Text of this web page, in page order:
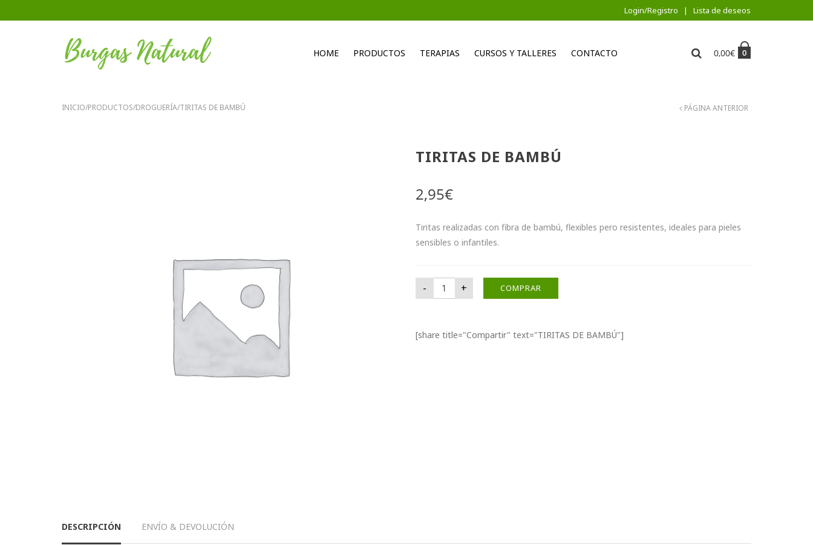
Login/Registro Lista de deseos
HOME PRODUCTOS TERAPIAS CURSOS Y TALLERES CONTACTO 0
0,00€
INICIO/PRODUCTOS/DROGUERÍA/TIRITAS DE BAMBÚ PÁGINA ANTERIOR
TIRITAS DE BAMBÚ
2,95€
Tiritas realizadas con fibra de bambú, flexibles pero resistentes, ideales para pieles
sensibles o infantiles.
-
TIRITAS DE BAMBÚ cantidad
+ COMPRAR
[share title="Compartir" text="TIRITAS DE BAMBÚ"]
DESCRIPCIÓN ENVÍO & DEVOLUCIÓN